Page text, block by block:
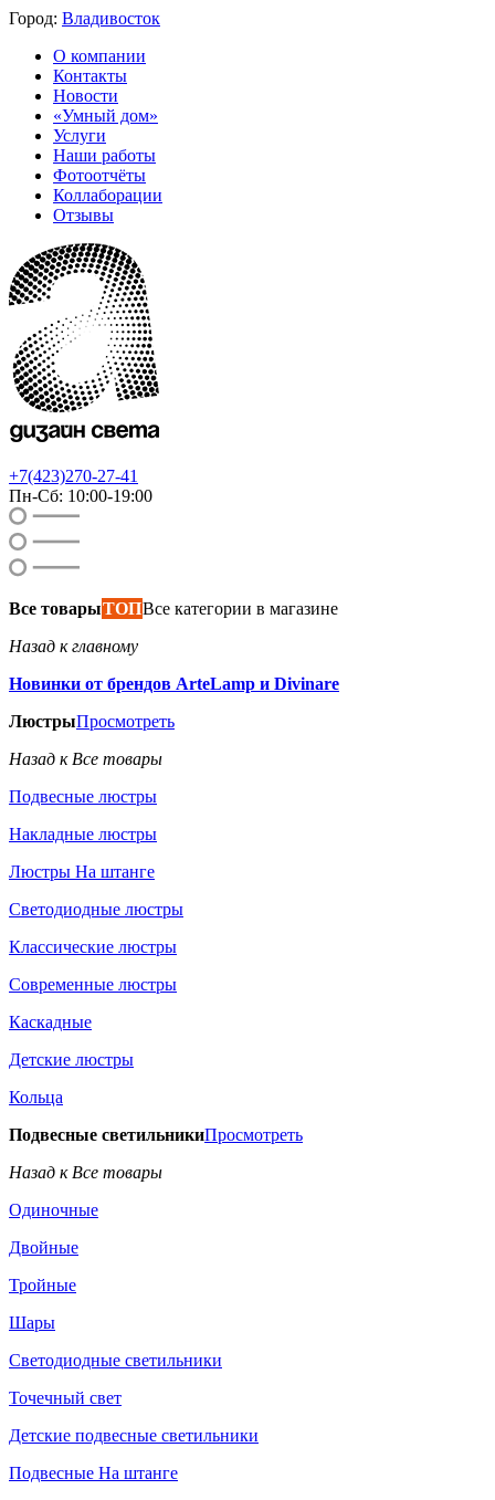
Город: Владивосток
О компании
Контакты
Новости
«Умный дом»
Услуги
Наши работы
Фотоотчёты
Коллаборации
Отзывы
+7(423)270-27-41
Пн-Сб: 10:00-19:00
Все товарыТОПВсе категории в магазине
Назад к главному
Новинки от брендов ArteLamp и Divinare
ЛюстрыПросмотреть
Назад к Все товары
Подвесные люстры
Накладные люстры
Люстры На штанге
Светодиодные люстры
Классические люстры
Современные люстры
Каскадные
Детские люстры
Кольца
Подвесные светильникиПросмотреть
Назад к Все товары
Одиночные
Двойные
Тройные
Шары
Светодиодные светильники
Точечный свет
Детские подвесные светильники
Подвесные На штанге